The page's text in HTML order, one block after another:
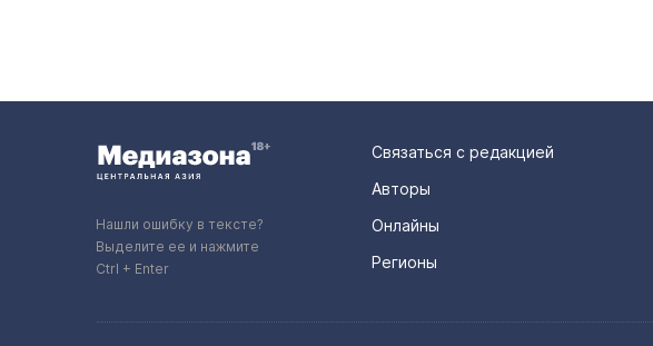
Нашли ошибку в тексте?
Выделите ее и нажмите
Ctrl + Enter
Связаться с редакцией
Авторы
Онлайны
Регионы